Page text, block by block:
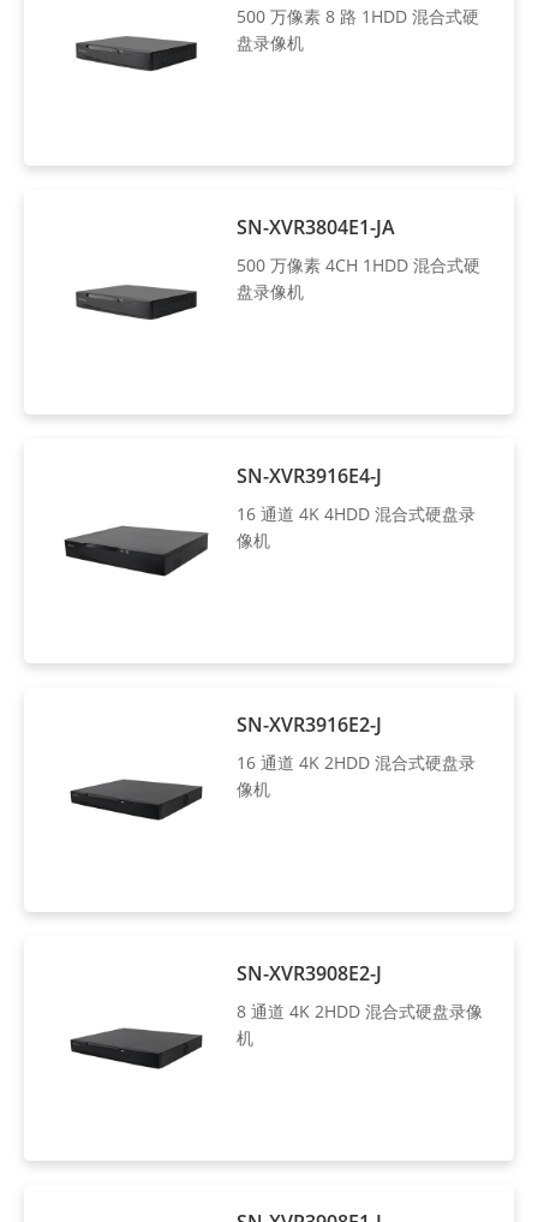
500 万像素 8 路 1HDD 混合式硬
盘录像机
SN-XVR3804E1-JA
500 万像素 4CH 1HDD 混合式硬
盘录像机
SN-XVR3916E4-J
16 通道 4K 4HDD 混合式硬盘录
像机
SN-XVR3916E2-J
16 通道 4K 2HDD 混合式硬盘录
像机
SN-XVR3908E2-J
8 通道 4K 2HDD 混合式硬盘录像
机